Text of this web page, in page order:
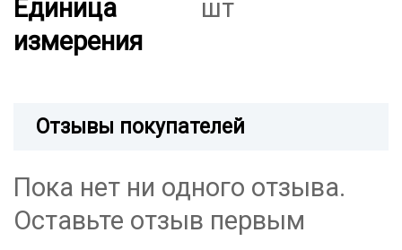
Единица
измерения
шт
Отзывы покупателей
Пока нет ни одного отзыва.
Оставьте отзыв первым